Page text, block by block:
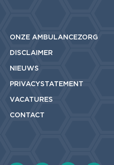
ONZE AMBULANCEZORG
DISCLAIMER
NIEUWS
PRIVACYSTATEMENT
VACATURES
CONTACT